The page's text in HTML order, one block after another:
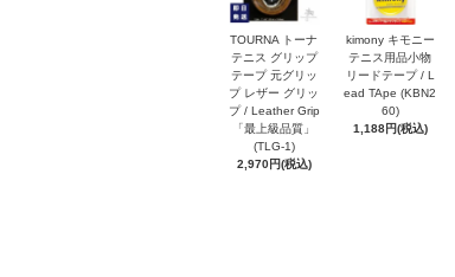
TOURNA トーナ
テニス グリップ
テープ 元グリッ
プ レザー グリッ
プ / Leather Grip
「最上級品質」
(TLG-1)
2,970円(税込)
kimony キモニー
テニス用品小物
リードテープ / L
ead TApe (KBN2
60)
1,188円(税込)